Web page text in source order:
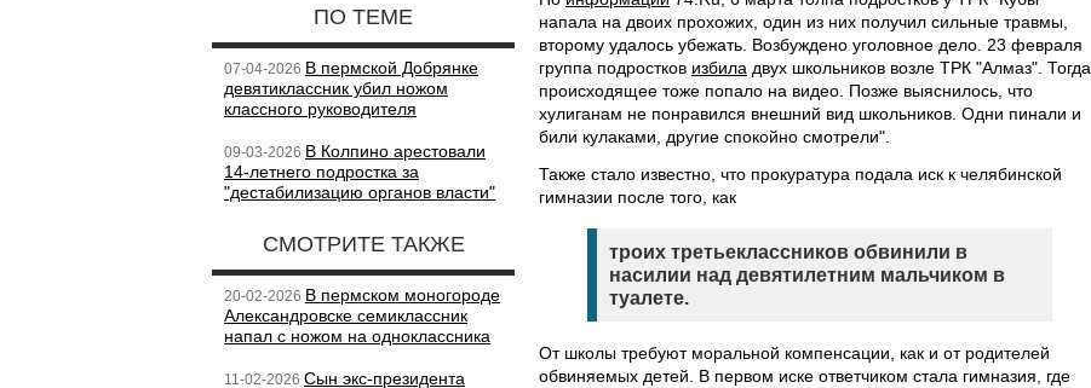
ПО ТЕМЕ
07-04-2026 В пермской Добрянке
девятиклассник убил ножом
классного руководителя
09-03-2026 В Колпино арестовали
14-летнего подростка за
"дестабилизацию органов власти"
СМОТРИТЕ ТАКЖЕ
20-02-2026 В пермском моногороде
Александровске семиклассник
напал с ножом на одноклассника
11-02-2026 Сын экс-президента
напала на двоих прохожих, один из них получил сильные травмы,
второму удалось убежать. Возбуждено уголовное дело. 23 февраля
группа подростков избила двух школьников возле ТРК "Алмаз". Тогда
происходящее тоже попало на видео. Позже выяснилось, что
хулиганам не понравился внешний вид школьников. Одни пинали и
били кулаками, другие спокойно смотрели".
Также стало известно, что прокуратура подала иск к челябинской
гимназии после того, как
троих третьеклассников обвинили в
насилии над девятилетним мальчиком в
туалете.
От школы требуют моральной компенсации, как и от родителей
обвиняемых детей. В первом иске ответчиком стала гимназия, где